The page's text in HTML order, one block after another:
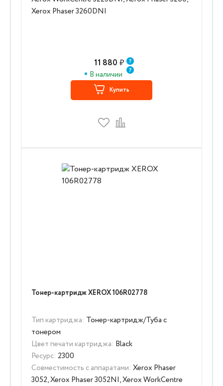
Xerox Phaser 3260DNI
11 880 ₽
В наличии
Купить
Тонер-картридж XEROX 106R02778
Тип картриджа: Тонер-картридж/Туба с
тонером
Цвет печати картриджа: Black
Ресурс: 2300
Совместимость с аппаратами: Xerox Phaser
3052, Xerox Phaser 3052NI, Xerox WorkCentre